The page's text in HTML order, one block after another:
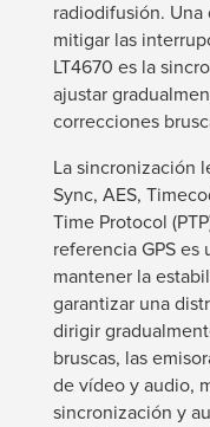
radiodifusión. Una
mitigar las
LT4670 es la
ajustar
correcciones
La sincronización
Sync, AES,
Time Protocol
referencia GPS es
mantener la
garantizar una
dirigir
bruscas, las
de vídeo y audio,
sincronización y